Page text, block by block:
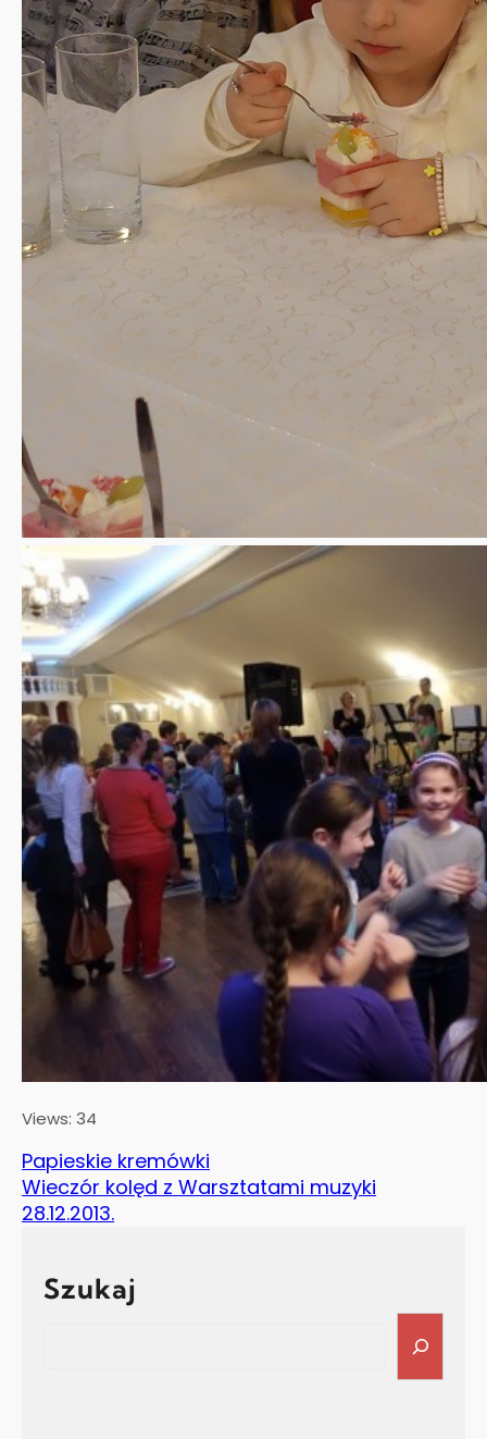
Views: 34
Papieskie kremówki
Wieczór kolęd z Warsztatami muzyki
28.12.2013.
Szukaj